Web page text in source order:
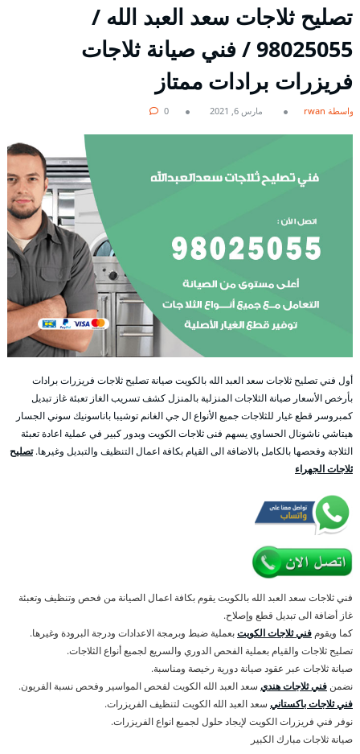
تصليح ثلاجات سعد العبد الله /
98025055 / فني صيانة ثلاجات
فريزرات برادات ممتاز
بواسطة rwan مارس 6, 2021 0
أول فني تصليح ثلاجات سعد العبد الله بالكويت صيانة تصليح ثلاجات فريزرات برادات
بأرخص الأسعار صيانة الثلاجات المنزلية بالمنزل كشف تسريب الغاز تعبئة غاز تبديل
كمبروسر قطع غيار للثلاجات جميع الأنواع ال جي الغانم توشيبا باناسونيك سوني الجسار
هيتاشي ناشونال الحساوي يسهم فنى ثلاجات الكويت وبدور كبير في عملية اعادة تعبئة
الثلاجة وفحصها بالكامل بالاضافة الى القيام بكافة اعمال التنظيف والتبديل وغيرها.تصليح
ثلاجات الجهراء
فني ثلاجات سعد العبد الله بالكويت يقوم بكافة اعمال الصيانة من فحص وتنظيف وتعبئة
غاز أضافة الى تبديل قطع وإصلاح.
كما ويقوم فني ثلاجات الكويتبعملية ضبط وبرمجة الاعدادات ودرجة البرودة وغيرها.
تصليح ثلاجات والقيام بعملية الفحص الدوري والسريع لجميع أنواع الثلاجات.
صيانة ثلاجات عبر عقود صيانة دورية رخيصة ومناسبة.
نضمن فني ثلاجات هندي سعد العبد الله الكويت لفحص المواسير وفحص نسبة الفريون.
فني ثلاجات باكستاني سعد العبد الله الكويت لتنظيف الفريزرات.
نوفر فني فريزرات الكويت لإيجاد حلول لجميع انواع الفريزرات.
صيانة ثلاجات مبارك الكبير